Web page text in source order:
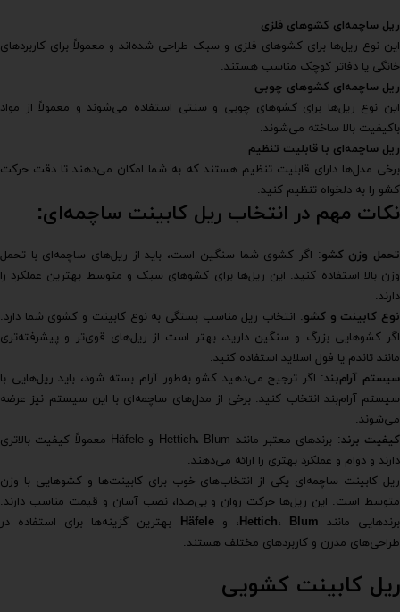
ریل ساچمه‌ای کشوهای فلزی
این نوع ریل‌ها برای کشوهای فلزی و سبک طراحی شده‌اند و معمولاً برای کاربردهای
خانگی یا دفاتر کوچک مناسب هستند.
ریل ساچمه‌ای کشوهای چوبی
این نوع ریل‌ها برای کشوهای چوبی و سنتی استفاده می‌شوند و معمولاً از مواد
باکیفیت بالا ساخته می‌شوند.
ریل ساچمه‌ای با قابلیت تنظیم
برخی مدل‌ها دارای قابلیت تنظیم هستند که به شما امکان می‌دهند تا دقت حرکت
کشو را به دلخواه تنظیم کنید.
نکات مهم در انتخاب ریل کابینت ساچمه‌ای:
تحمل وزن کشو: اگر کشوی شما سنگین است، باید از ریل‌های ساچمه‌ای با تحمل
وزن بالا استفاده کنید. این ریل‌ها برای کشوهای سبک و متوسط بهترین عملکرد را
دارند.
نوع کابینت و کشو: انتخاب ریل مناسب بستگی به نوع کابینت و کشوی شما دارد.
اگر کشوهایی بزرگ و سنگین دارید، بهتر است از ریل‌های قوی‌تر و پیشرفته‌تری
مانند تاندم یا فول اسلاید استفاده کنید.
سیستم آرام‌بند: اگر ترجیح می‌دهید کشو به‌طور آرام بسته شود، باید ریل‌هایی با
سیستم آرام‌بند انتخاب کنید. برخی از مدل‌های ساچمه‌ای با این سیستم نیز عرضه
می‌شوند.
کیفیت برند
: برندهای معتبر مانند Hettich، Blum و Häfele معمولاً کیفیت بالاتری
دارند و دوام و عملکرد بهتری را ارائه می‌دهند.
ریل کابینت ساچمه‌ای یکی از انتخاب‌های خوب برای کابینت‌ها و کشوهایی با وزن
متوسط است. این ریل‌ها حرکت روان و بی‌صدا، نصب آسان و قیمت مناسب دارند.
برندهایی مانند
Hettich، Blum ، وHäfele بهترین گزینه‌ها برای استفاده در
طراحی‌های مدرن و کاربردهای مختلف هستند.
ریل کابینت کشویی